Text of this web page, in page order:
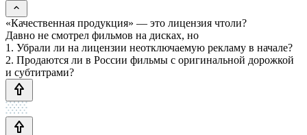
«Качественная продукция» — это лицензия чтоли?
Давно не смотрел фильмов на дисках, но
1. Убрали ли на лицензии неотключаемую рекламу в начале?
2. Продаются ли в России фильмы с оригинальной дорожкой
и субтитрами?